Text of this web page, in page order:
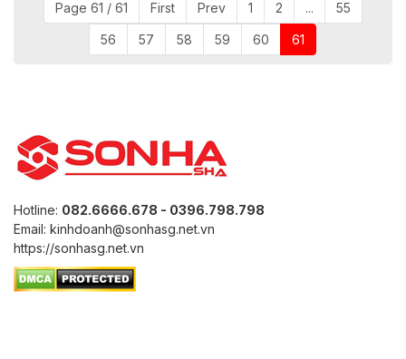
Page 61 / 61 First Prev 1 2 ... 55
56 57 58 59 60 61
Hotline: 082.6666.678 - 0396.798.798
Email: kinhdoanh@sonhasg.net.vn
https://sonhasg.net.vn